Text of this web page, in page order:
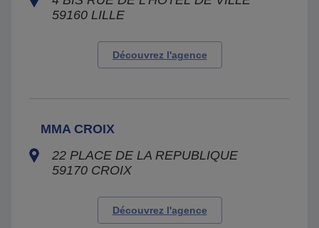
59160 LILLE
Découvrez l'agence
MMA CROIX
22 PLACE DE LA REPUBLIQUE
59170 CROIX
Découvrez l'agence